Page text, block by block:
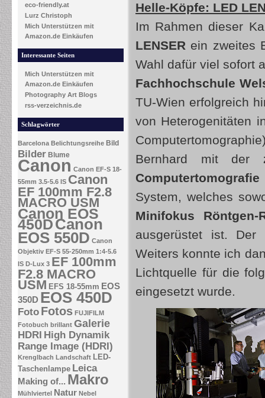
eco-friendly.at
Lurz Christoph
Mich Unterstützen mit
Amazon.de Einkäufen
Interessante Seiten
Mich Unterstützen mit
Amazon.de Einkäufen
Photography Art Blogs
rss-verzeichnis.de
Schlagwörter
Barcelona Belichtungsreihe Bild
Bilder Blume
Canon Canon EF-S 18-
55mm 3.5-5.6 IS Canon
EF 100mm F2.8
MACRO USM
Canon EOS
450DCanon
EOS 550D Canon
Objektiv EF-S 55-250mm 1:4-5.6
IS D-Lux 3 EF 100mm
F2.8 MACRO
USM EFS 18-55mm EOS
350D EOS 450D
Foto Fotos FUJIFILM
Fotobuch brillant Galerie
HDRI High Dynamik
Range Image (HDRI)
Krenglbach Landschaft LED-
Taschenlampe Leica
Making of... Makro
Mühlviertel Natur Nebel
Helle-Köpfe: LED
Im Rahmen dieser
LENSER ein zweites
Wahl dafür viel sofort
Fachhochschule
TU-Wien erfolgreich
von Heterogenitäten
Bernhard mit der
Computertomografie
System, welches
Minifokus Röntgen-
ausgerüstet ist. Der
Weiters konnte ich
Lichtquelle für die
eingesetzt wurde.